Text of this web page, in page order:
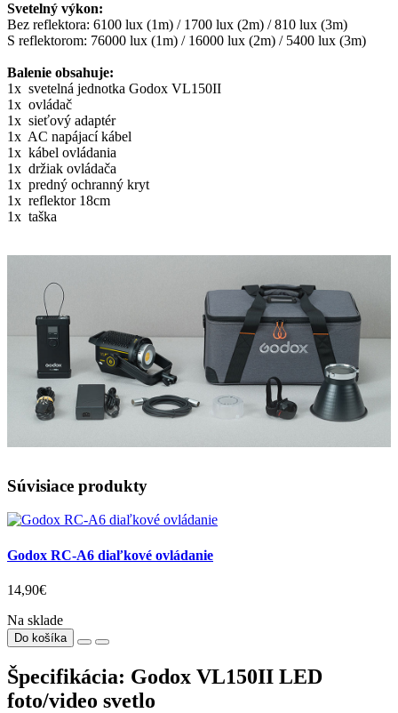
Svetelný výkon:
Bez reflektora: 6100 lux (1m) / 1700 lux (2m) / 810 lux (3m)
S reflektorom: 76000 lux (1m) / 16000 lux (2m) / 5400 lux (3m)
Balenie obsahuje:
1x svetelná jednotka Godox VL150II
1x ovládač
1x sieťový adaptér
1x AC napájací kábel
1x kábel ovládania
1x držiak ovládača
1x predný ochranný kryt
1x reflektor 18cm
1x taška
Súvisiace produkty
Godox RC-A6 diaľkové ovládanie
14,90€
Na sklade
Do košíka
Špecifikácia: Godox VL150II LED
foto/video svetlo